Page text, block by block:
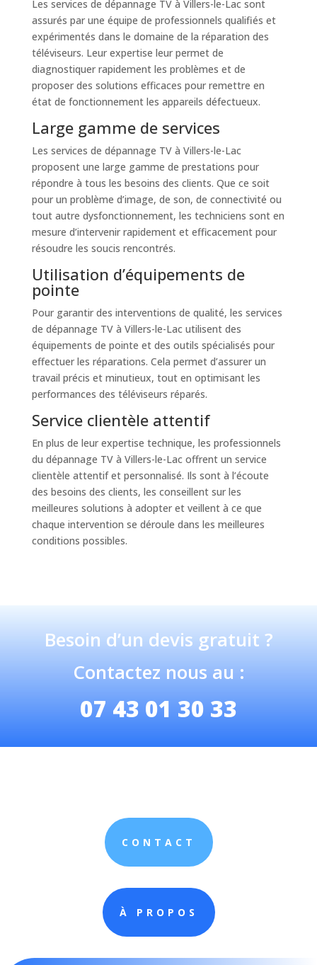
Les services de dépannage TV à Villers-le-Lac sont
assurés par une équipe de professionnels qualifiés et
expérimentés dans le domaine de la réparation des
téléviseurs. Leur expertise leur permet de
diagnostiquer rapidement les problèmes et de
proposer des solutions efficaces pour remettre en
état de fonctionnement les appareils défectueux.
Large gamme de services
Les services de dépannage TV à Villers-le-Lac
proposent une large gamme de prestations pour
répondre à tous les besoins des clients. Que ce soit
pour un problème d’image, de son, de connectivité ou
tout autre dysfonctionnement, les techniciens sont en
mesure d’intervenir rapidement et efficacement pour
résoudre les soucis rencontrés.
Utilisation d’équipements de
pointe
Pour garantir des interventions de qualité, les services
de dépannage TV à Villers-le-Lac utilisent des
équipements de pointe et des outils spécialisés pour
effectuer les réparations. Cela permet d’assurer un
travail précis et minutieux, tout en optimisant les
performances des téléviseurs réparés.
Service clientèle attentif
En plus de leur expertise technique, les professionnels
du dépannage TV à Villers-le-Lac offrent un service
clientèle attentif et personnalisé. Ils sont à l’écoute
des besoins des clients, les conseillent sur les
meilleures solutions à adopter et veillent à ce que
chaque intervention se déroule dans les meilleures
conditions possibles.
Besoin d’un devis gratuit ?
Contactez nous au :
07 43 01 30 33
CONTACT
À PROPOS